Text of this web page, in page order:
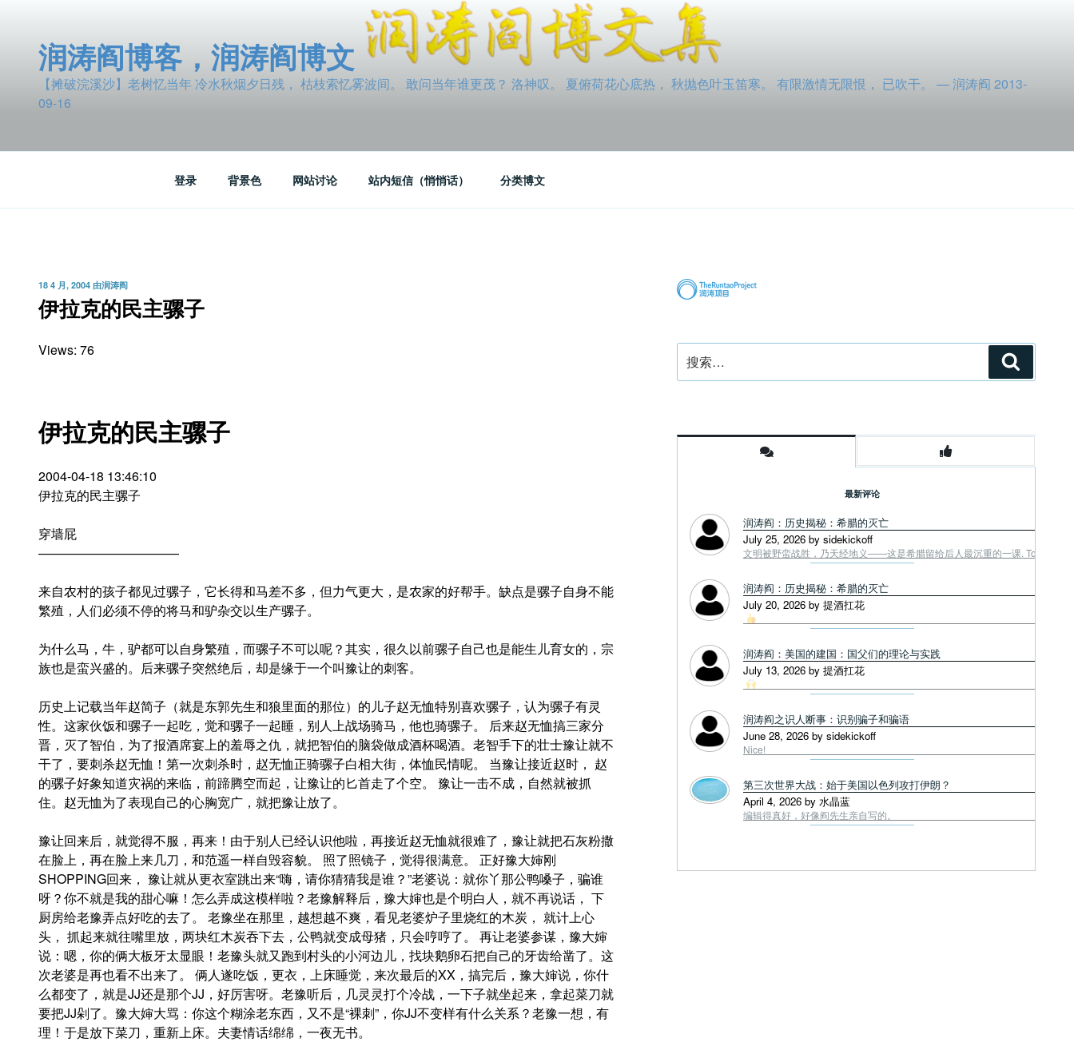
润涛阎博客，润涛阎博文
【摊破浣溪沙】老树忆当年 冷水秋烟夕日残， 枯枝索忆雾波间。 敢问当年谁更茂？ 洛神叹。 夏俯荷花心底热， 秋抛色叶玉笛寒。 有限激情无限恨， 已吹干。 — 润涛阎 2013-
09-16
登录 背景色 网站讨论 站内短信（悄悄话） 分类博文
发
布
于
18 4 月, 2004 由润涛阎
伊拉克的民主骡子
Views: 76
伊拉克的民主骡子
2004-04-18 13:46:10
伊拉克的民主骡子
穿墙屁
———————————
来自农村的孩子都见过骡子，它长得和马差不多，但力气更大，是农家的好帮手。缺点是骡子自身不能
繁殖，人们必须不停的将马和驴杂交以生产骡子。
为什么马，牛，驴都可以自身繁殖，而骡子不可以呢？其实，很久以前骡子自己也是能生儿育女的，宗
族也是蛮兴盛的。后来骡子突然绝后，却是缘于一个叫豫让的刺客。
历史上记载当年赵简子（就是东郭先生和狼里面的那位）的儿子赵无恤特别喜欢骡子，认为骡子有灵
性。这家伙饭和骡子一起吃，觉和骡子一起睡，别人上战场骑马，他也骑骡子。 后来赵无恤搞三家分
晋，灭了智伯，为了报酒席宴上的羞辱之仇，就把智伯的脑袋做成酒杯喝酒。老智手下的壮士豫让就不
干了，要刺杀赵无恤！第一次刺杀时，赵无恤正骑骡子白相大街，体恤民情呢。 当豫让接近赵时， 赵
的骡子好象知道灾祸的来临，前蹄腾空而起，让豫让的匕首走了个空。 豫让一击不成，自然就被抓
住。赵无恤为了表现自己的心胸宽广，就把豫让放了。
豫让回来后，就觉得不服，再来！由于别人已经认识他啦，再接近赵无恤就很难了，豫让就把石灰粉撒
在脸上，再在脸上来几刀，和范遥一样自毁容貌。 照了照镜子，觉得很满意。 正好豫大婶刚
SHOPPING回来， 豫让就从更衣室跳出来“嗨，请你猜猜我是谁？”老婆说：就你丫那公鸭嗓子，骗谁
呀？你不就是我的甜心嘛！怎么弄成这模样啦？老豫解释后，豫大婶也是个明白人，就不再说话， 下
厨房给老豫弄点好吃的去了。 老豫坐在那里，越想越不爽，看见老婆炉子里烧红的木炭， 就计上心
头， 抓起来就往嘴里放，两块红木炭吞下去，公鸭就变成母猪，只会哼哼了。 再让老婆参谋，豫大婶
说：嗯，你的俩大板牙太显眼！老豫头就又跑到村头的小河边儿，找块鹅卵石把自己的牙齿给凿了。这
次老婆是再也看不出来了。 俩人遂吃饭，更衣，上床睡觉，来次最后的XX，搞完后，豫大婶说，你什
么都变了，就是JJ还是那个JJ，好厉害呀。老豫听后，几灵灵打个冷战，一下子就坐起来，拿起菜刀就
要把JJ剁了。豫大婶大骂：你这个糊涂老东西，又不是“裸刺”，你JJ不变样有什么关系？老豫一想，有
理！于是放下菜刀，重新上床。夫妻情话绵绵，一夜无书。
索：
索
最新评论
润涛阎：历史揭秘：希腊的灭亡
July 25, 2026 by sidekickoff
文明被野蛮战胜，乃天经地义——这是希腊留给后人最沉重的一课. Tough
润涛阎：历史揭秘：希腊的灭亡
July 20, 2026 by 提酒扛花
润涛阎：美国的建国：国父们的理论与实践
July 13, 2026 by 提酒扛花
润涛阎之识人断事：识别骗子和骗语
June 28, 2026 by sidekickoff
Nice!
第三次世界大战：始于美国以色列攻打伊朗？
April 4, 2026 by 水晶蓝
编辑得真好，好像阎先生亲自写的。